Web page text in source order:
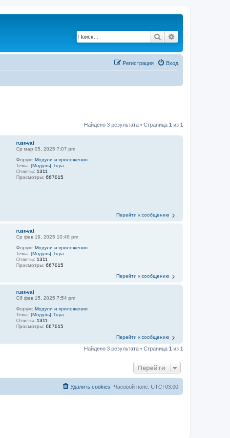
Поиск
Вход
Регистрация
Найдено 3 результата • Страница 1 из 1
rust-val
Ср мар 05, 2025 7:07 pm
Форум:Модули и приложения
Тема:[Модуль] Tuya
Ответы: 1311
Просмотры:667015
Перейти к сообщению
rust-val
Ср фев 19, 2025 10:48 pm
Форум:Модули и приложения
Тема:[Модуль] Tuya
Ответы: 1311
Просмотры:667015
Перейти к сообщению
rust-val
Сб фев 15, 2025 7:54 pm
Форум:Модули и приложения
Тема:[Модуль] Tuya
Ответы: 1311
Просмотры:667015
Перейти к сообщению
Найдено 3 результата • Страница 1 из 1
Перейти
Часовой пояс: UTC+03:00
Удалить cookies